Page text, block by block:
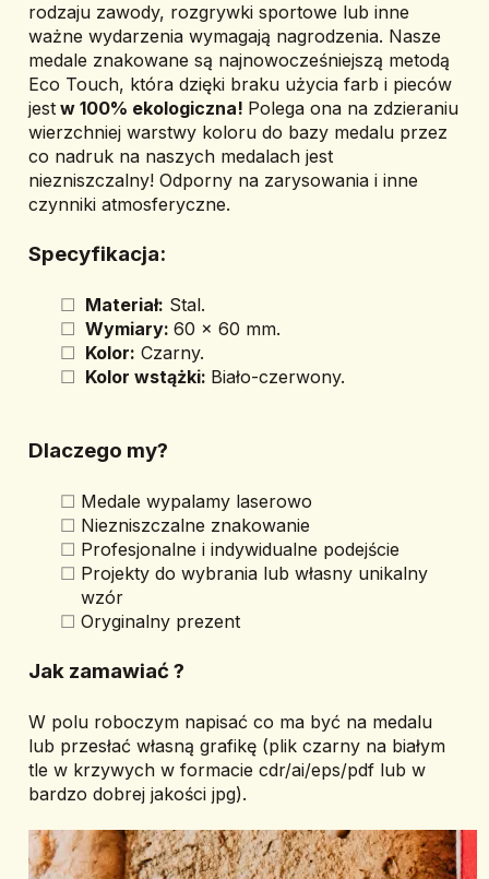
rodzaju zawody, rozgrywki sportowe lub inne
ważne wydarzenia wymagają nagrodzenia. Nasze
medale znakowane są najnowocześniejszą metodą
Eco Touch, która dzięki braku użycia farb i pieców
jest w 100% ekologiczna! Polega ona na zdzieraniu
wierzchniej warstwy koloru do bazy medalu przez
co nadruk na naszych medalach jest
niezniszczalny! Odporny na zarysowania i inne
czynniki atmosferyczne.
Specyfikacja:
Materiał: Stal.
Wymiary: 60 x 60 mm.
Kolor: Czarny.
Kolor wstążki: Biało-czerwony.
Dlaczego my?
Medale wypalamy laserowo
Niezniszczalne znakowanie
Profesjonalne i indywidualne podejście
Projekty do wybrania lub własny unikalny
wzór
Oryginalny prezent
Jak zamawiać ?
W polu roboczym napisać co ma być na medalu
lub przesłać własną grafikę (plik czarny na białym
tle w krzywych w formacie cdr/ai/eps/pdf lub w
bardzo dobrej jakości jpg).